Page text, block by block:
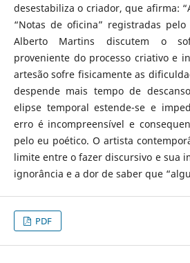
desestabiliza o criador, que afirma:
“Notas de oficina” registradas
Alberto Martins discutem o
proveniente do processo criativo e
artesão sofre fisicamente as
despende mais tempo de
elipse temporal estende-se e
erro é incompreensível e
pelo eu poético. O artista
limite entre o fazer discursivo e sua
ignorância e a dor de saber que
PDF